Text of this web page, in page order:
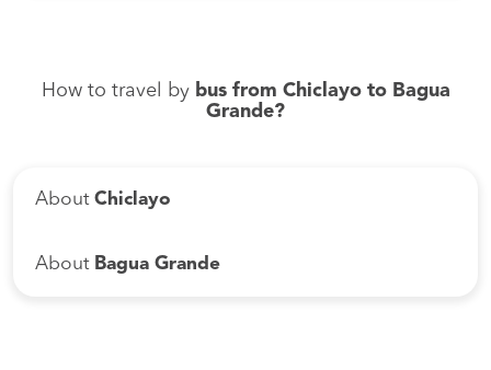
How to travel by bus from Chiclayo to Bagua
Grande?
About Chiclayo
About Bagua Grande